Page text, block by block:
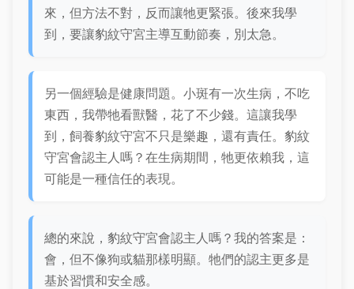
來，但方法不對，反而讓牠更緊張。後來我學
到，要讓豹紋守宮主導互動節奏，別太急。
另一個經驗是健康問題。小斑有一次生病，不吃
東西，我帶牠看獸醫，花了不少錢。這讓我學
到，飼養豹紋守宮不只是樂趣，還有責任。豹紋
守宮會認主人嗎？在生病期間，牠更依賴我，這
可能是一種信任的表現。
總的來說，豹紋守宮會認主人嗎？我的答案是：
會，但不像狗或貓那樣明顯。牠們的認主更多是
基於習慣和安全感。